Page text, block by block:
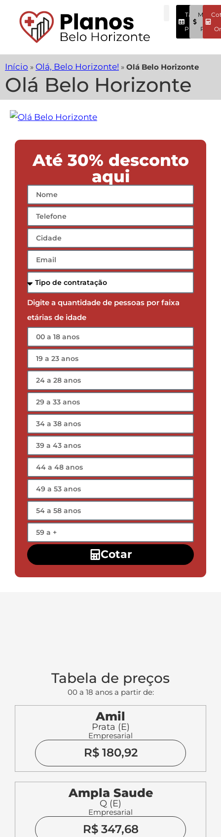
Tabela
PreçosPreços
Início » Olá, Belo Horizonte! » Olá Belo Horizonte
Olá Belo Horizonte
Até 30% desconto
aqui
Digite a quantidade de pessoas por faixa
etárias de idade
Cotar
Tabela de preços
00 a 18 anos a partir de:
Amil
Prata (E)
Empresarial
R$ 180,92
Ampla Saude
Q (E)
Empresarial
R$ 347,68